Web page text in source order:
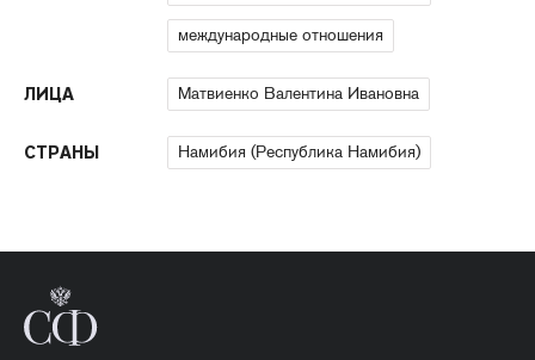
международные отношения
ЛИЦА Матвиенко Валентина Ивановна
СТРАНЫ Намибия (Республика Намибия)